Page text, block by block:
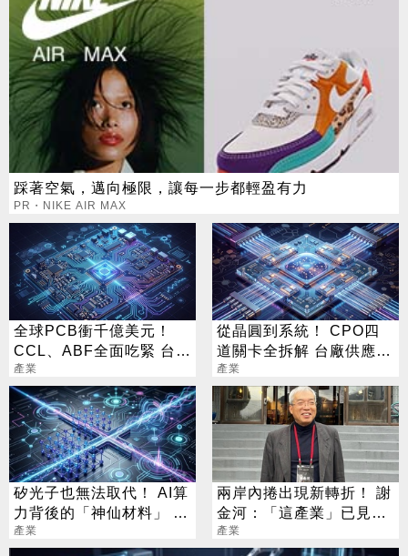
踩著空氣，邁向極限，讓每一步都輕盈有力
PR・NIKE AIR MAX
全球PCB衝千億美元！
CCL、ABF全面吃緊 台廠
迎兆元商機
產業
從晶圓到系統！ CPO四
道關卡全拆解 台廠供應鏈
陣容曝光
產業
矽光子也無法取代！ AI算
力背後的「神仙材料」 這
幾家默默爆賺
產業
兩岸內捲出現新轉折！ 謝
金河：「這產業」已見到
曙光
產業